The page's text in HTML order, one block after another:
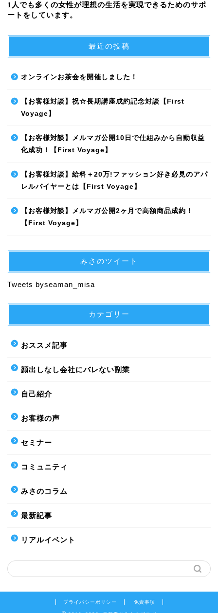
1人でも多くの女性が理想の生活を実現できるためのサポ
ートをしています。
最近の投稿
オンラインお茶会を開催しました！
【お客様対談】祝☆長期講座成約記念対談【First
Voyage】
【お客様対談】メルマガ公開10日で仕組みから自動収益
化成功！【First Voyage】
【お客様対談】給料＋20万!ファッション好き必見のアパ
レルバイヤーとは【First Voyage】
【お客様対談】メルマガ公開2ヶ月で高額商品成約！
【First Voyage】
みさのツイート
Tweets byseaman_misa
カテゴリー
おススメ記事
顔出しなし会社にバレない副業
自己紹介
お客様の声
セミナー
コミュニティ
みさのコラム
最新記事
リアルイベント
プライバシーポリシー 免責事項